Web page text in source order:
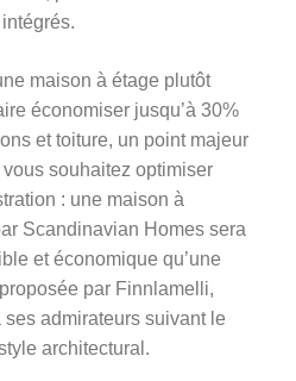
maison à étage plutôt
économiser jusqu’à 30%
et toiture, un point majeur
souhaitez optimiser
: une maison à
Scandinavian Homes sera
et économique qu’une
par Finnlamelli,
admirateurs suivant le
architectural.